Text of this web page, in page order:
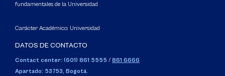
fundamentales de la Universidad
Carácter Académico: Universidad
DATOS DE CONTACTO
Contact center: (601) 861 5555 / 861 6666
Apartado: 53753, Bogotá.